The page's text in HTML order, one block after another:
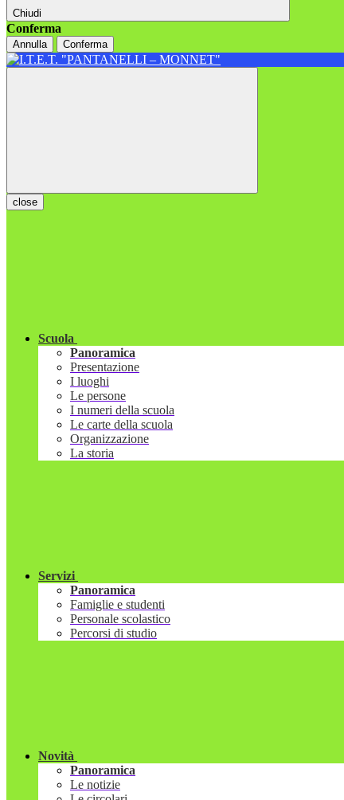
Chiudi
Conferma
Annulla Conferma
close
Scuola
Panoramica
Presentazione
I luoghi
Le persone
I numeri della scuola
Le carte della scuola
Organizzazione
La storia
Servizi
Panoramica
Famiglie e studenti
Personale scolastico
Percorsi di studio
Novità
Panoramica
Le notizie